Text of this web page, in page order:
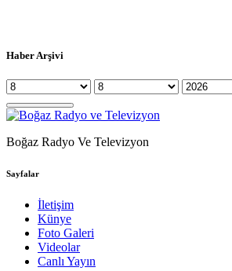
Haber Arşivi
Boğaz Radyo Ve Televizyon
Sayfalar
İletişim
Künye
Foto Galeri
Videolar
Canlı Yayın